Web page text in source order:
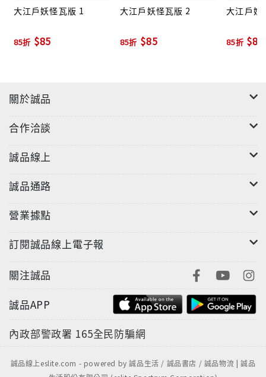
大江戶妖怪瓦版 1
85折 $85
大江戶妖怪瓦版 2
85折 $85
大江戶妖
85折 $85
關於誠品
合作洽談
誠品線上
誠品通路
營業據點
訂閱誠品線上電子報
關注誠品
誠品APP
內政部警政署 165全民防騙網
誠品線上eslite.com - powered by 誠品生活 / 誠品書店 / 誠品物流 | 誠品